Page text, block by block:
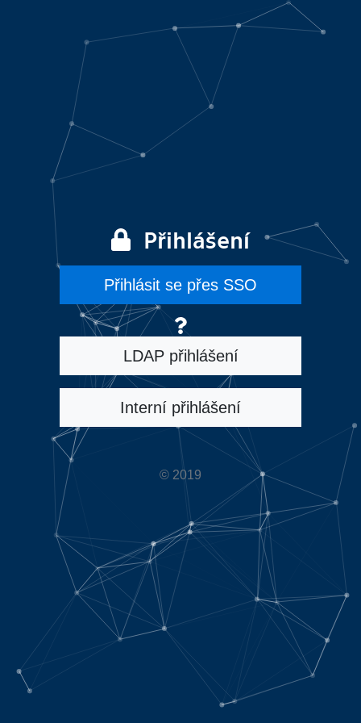
Přihlášení
Přihlásit se přes SSO
LDAP přihlášení
Interní přihlášení
© 2019